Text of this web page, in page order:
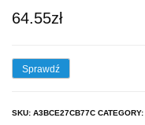
64.55zł
Sprawdź
SKU: A3BCE27CB77C CATEGORY: